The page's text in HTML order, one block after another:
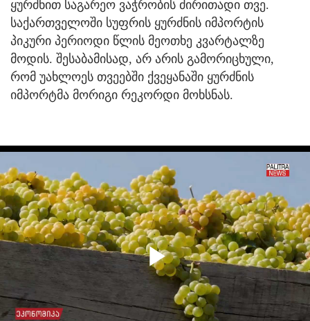
ყურძნით საგარეო ვაჭრობის ძირითადი თვე.
საქართველოში სუფრის ყურძნის იმპორტის
პიკური პერიოდი წლის მეოთხე კვარტალზე
მოდის. შესაბამისად, არ არის გამორიცხული,
რომ უახლოეს თვეებში ქვეყანაში ყურძნის
იმპორტმა მორიგი რეკორდი მოხსნას.
Play